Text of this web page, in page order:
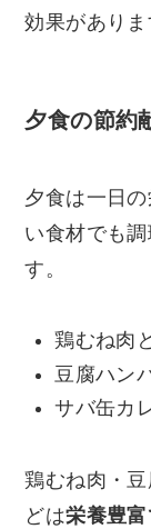
効果がありま
夕食の節約
夕食は一日
い食材でも
す。
鶏むね肉
豆腐ハン
サバ缶カ
鶏むね肉・
どは栄養豊